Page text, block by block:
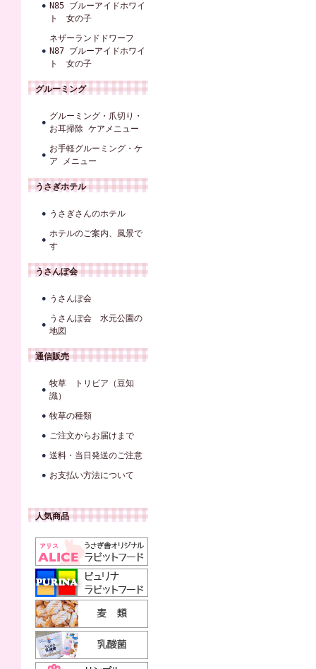
N85 ブルーアイドホワイ
ト 女の子
ネザーランドドワーフ
N87 ブルーアイドホワイ
ト 女の子
グルーミング
グルーミング・爪切り・
お耳掃除 ケアメニュー
お手軽グルーミング・ケ
ア メニュー
うさぎホテル
うさぎさんのホテル
ホテルのご案内、風景で
す
うさんぽ会
うさんぽ会
うさんぽ会 水元公園の
地図
通信販売
牧草 トリビア（豆知
識）
牧草の種類
ご注文からお届けまで
送料・当日発送のご注意
お支払い方法について
人気商品